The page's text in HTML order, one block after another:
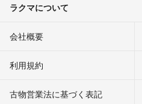
ラクマについて
会社概要
利用規約
古物営業法に基づく表記